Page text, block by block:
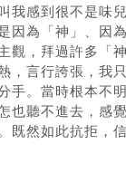
我感到很不是味
因為「神」、因
觀，拜過許多「
，言行誇張，我
手。當時根本不
也聽不進去，感
既然如此抗拒，